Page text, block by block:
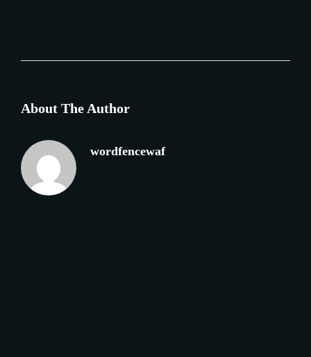
About The Author
wordfencewaf